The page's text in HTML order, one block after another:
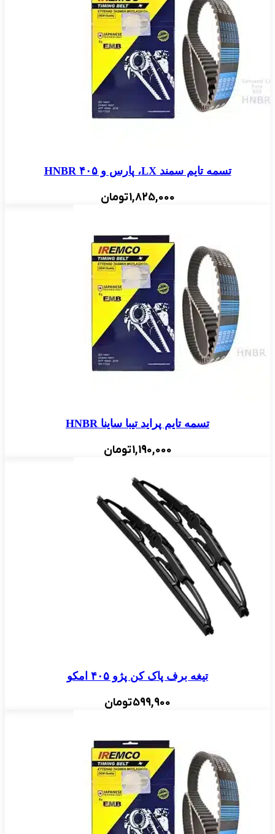
تسمه تایم سمند LX، پارس و ۴۰۵ HNBR
1,825,000تومان
تسمه تایم پراید تیبا ساینا HNBR
1,190,000تومان
تیغه برف پاک کن پژو ۴۰۵ امکو
599,900تومان